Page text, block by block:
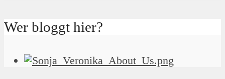
Wer bloggt hier?